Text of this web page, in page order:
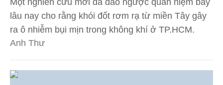
Một nghiên cứu mới đã đảo ngược quan niệm bấy
lâu nay cho rằng khói đốt rơm rạ từ miền Tây gây
ra ô nhiễm bụi mịn trong không khí ở TP.HCM.
Anh Thư